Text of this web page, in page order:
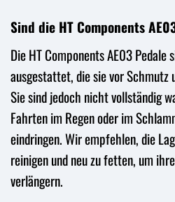
Sind die HT Components
Die HT Components AE03
ausgestattet, die sie vor Schmutz
Sie sind jedoch nicht vollständig
Fahrten im Regen oder im
eindringen. Wir empfehlen, die
reinigen und neu zu fetten, um
verlängern.